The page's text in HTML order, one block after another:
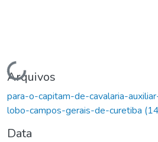
Carregando...
Arquivos
para-o-capitam-de-cavalaria-
lobo-campos-gerais-de-curetiba
Data